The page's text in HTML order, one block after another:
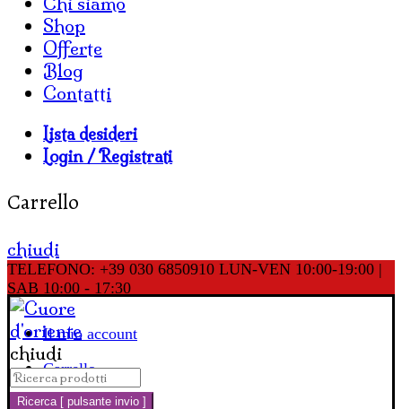
Shop
Offerte
Blog
Contatti
Lista desideri
Login / Registrati
Carrello
chiudi
TELEFONO: +39 030 6850910 LUN-VEN 10:00-19:00 |
SAB 10:00 - 17:30
Il mio account
Carrello
chiudi
Cerca:
Ricerca [ pulsante invio ]